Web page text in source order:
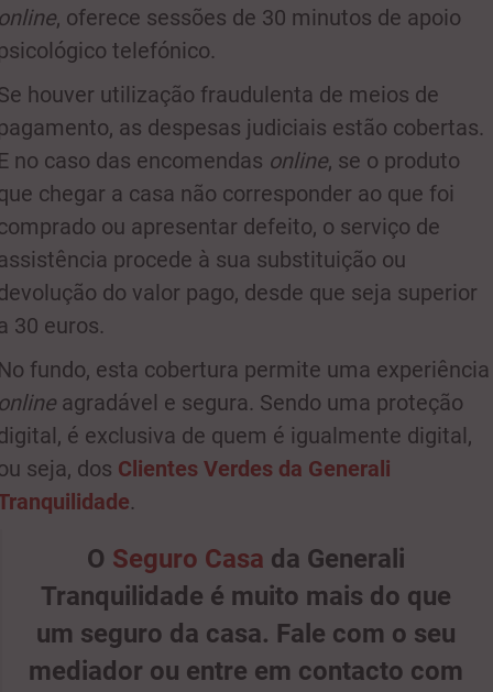
, oferece sessões de 30 minutos de apoio
telefónico.
houver utilização fraudulenta de meios de
as despesas judiciais estão cobertas.
no caso das encomendas online, se o produto
chegar a casa não corresponder ao que foi
ou apresentar defeito, o serviço de
procede à sua substituição ou
do valor pago, desde que seja superior
30 euros.
fundo, esta cobertura permite uma experiência
agradável e segura. Sendo uma proteção
é exclusiva de quem é igualmente digital,
seja, dos Clientes Verdes da Generali
.
O Seguro Casa da Generali
Tranquilidade é muito mais do que
um seguro da casa. Fale com o seu
mediador ou entre em contacto com